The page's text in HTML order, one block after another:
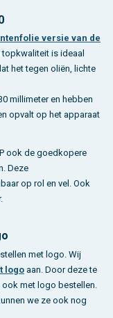
versie van de
topkwaliteit is ideaal
het tegen oliën, lichte
millimeter en hebben
opvalt op het apparaat
ook de goedkopere
Deze
op rol en vel. Ook
met logo. Wij
logo aan. Door deze te
met logo bestellen.
we ze ook nog